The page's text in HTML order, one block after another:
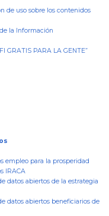
de uso sobre los contenidos
la Información
GRATIS PARA LA GENTE”
empleo para la prosperidad
IRACA
datos abiertos de la estrategia
datos abiertos beneficiarios de